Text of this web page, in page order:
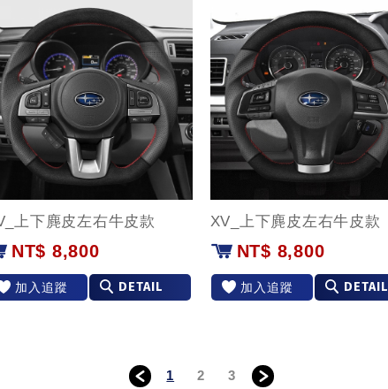
上下麂皮左右牛皮款
NT$ 8,800
加入追蹤 DETAIL
XV_上下麂皮左右牛皮款
NT$ 8,800
加入追蹤 DETAIL
＜ 1 2 3 ＞